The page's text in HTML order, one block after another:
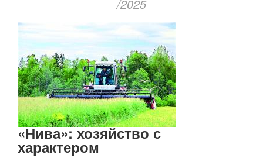
/2025
​​​​​​​«Нива»: хозяйство с
характером